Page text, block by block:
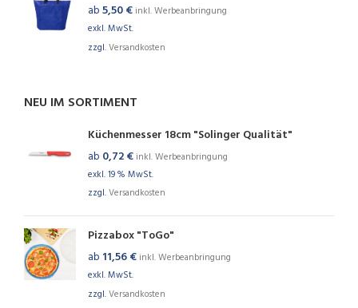
ab5,50€ inkl. Werbeanbringung
exkl. MwSt.
zzgl.Versandkosten
NEU IM SORTIMENT
Küchenmesser 18cm "Solinger Qualität"
ab 0,72€ inkl. Werbeanbringung
exkl. 19 % MwSt.
zzgl.Versandkosten
Pizzabox "ToGo"
ab 11,56€ inkl. Werbeanbringung
exkl. MwSt.
zzgl.Versandkosten